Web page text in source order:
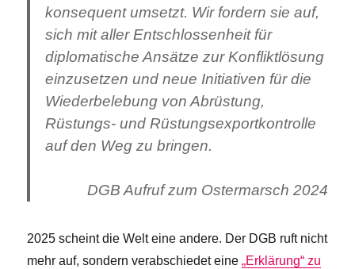
konsequent umsetzt. Wir fordern sie auf,
sich mit aller Entschlossenheit für
diplomatische Ansätze zur Konfliktlösung
einzusetzen und neue Initiativen für die
Wiederbelebung von Abrüstung,
Rüstungs- und Rüstungsexportkontrolle
auf den Weg zu bringen.
DGB Aufruf zum Ostermarsch 2024
2025 scheint die Welt eine andere. Der DGB ruft nicht
mehr auf, sondern verabschiedet eine„Erklärung“ zu